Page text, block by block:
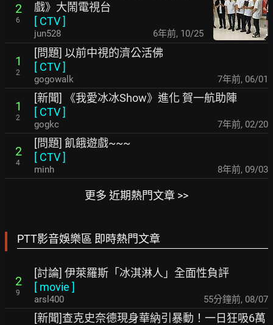
2
6
戲》大鬧電視台
[ CTV]
jun528 6年前, 10/25
1
2
[問題] 以前中視的濟公活佛
[ CTV]
gogowalk 7年前, 06/01
1
2
[新聞] 《我愛冰冰Show》進化 賀一航助陣
[ CTV]
gogkc 7年前, 02/20
2
4
[問題] 飢餓遊戲~~~
[ CTV]
minh 8年前, 09/03
更多 近期熱門文章 >>
PTT影音娛樂區 即時熱門文章
2
9
[討論] 伊萊羅斯「冰淇淋人」全面性負評
[ movie ]
arsl400 55分鐘前, 08/07
[新聞]查克史奈德現身華納引暴動！一日狂吸6萬